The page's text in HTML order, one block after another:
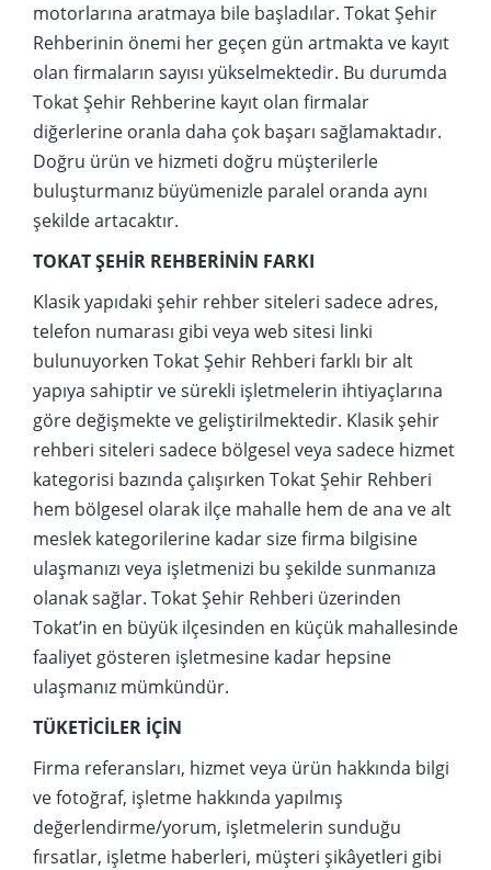
motorlarına aratmaya bile başladılar. Tokat Şehir
Rehberinin önemi her geçen gün artmakta ve kayıt
olan firmaların sayısı yükselmektedir. Bu durumda
Tokat Şehir Rehberine kayıt olan firmalar
diğerlerine oranla daha çok başarı sağlamaktadır.
Doğru ürün ve hizmeti doğru müşterilerle
buluşturmanız büyümenizle paralel oranda aynı
şekilde artacaktır.
TOKAT ŞEHİR REHBERİNİN FARKI
Klasik yapıdaki şehir rehber siteleri sadece adres,
telefon numarası gibi veya web sitesi linki
bulunuyorken Tokat Şehir Rehberi farklı bir alt
yapıya sahiptir ve sürekli işletmelerin ihtiyaçlarına
göre değişmekte ve geliştirilmektedir. Klasik şehir
rehberi siteleri sadece bölgesel veya sadece hizmet
kategorisi bazında çalışırken Tokat Şehir Rehberi
hem bölgesel olarak ilçe mahalle hem de ana ve alt
meslek kategorilerine kadar size firma bilgisine
ulaşmanızı veya işletmenizi bu şekilde sunmanıza
olanak sağlar. Tokat Şehir Rehberi üzerinden
Tokat’in en büyük ilçesinden en küçük mahallesinde
faaliyet gösteren işletmesine kadar hepsine
ulaşmanız mümkündür.
TÜKETİCİLER İÇİN
Firma referansları, hizmet veya ürün hakkında bilgi
ve fotoğraf, işletme hakkında yapılmış
değerlendirme/yorum, işletmelerin sunduğu
fırsatlar, işletme haberleri, müşteri şikâyetleri gibi